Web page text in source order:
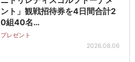
ント」観戦招待券を4日間合計2
0組40名…
プレゼント
2026.08.06